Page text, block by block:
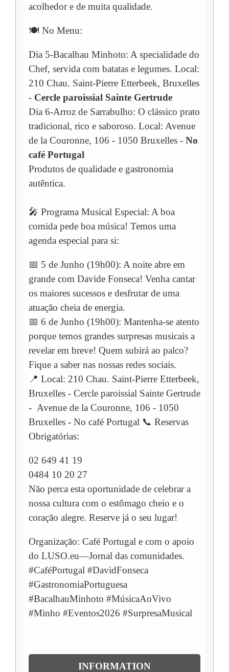
acolhedor e de muita qualidade.
🍽️ No Menu:
Dia 5-Bacalhau Minhoto: A specialidade do
Chef, servida com batatas e legumes. Local:
210 Chau. Saint-Pierre Etterbeek, Bruxelles
- Cercle paroissial Sainte Gertrude
Dia 6-Arroz de Sarrabulho: O clássico prato
tradicional, rico e saboroso. Local: Avenue
de la Couronne, 106 - 1050 Bruxelles - No
café Portugal
Produtos de qualidade e gastronomia
autêntica.
🎤 Programa Musical Especial: A boa
comida pede boa música! Temos uma
agenda especial para si:
📅 5 de Junho (19h00): A noite abre em
grande com Davide Fonseca! Venha cantar
os maiores sucessos e desfrutar de uma
atuação cheia de energia.
📅 6 de Junho (19h00): Mantenha-se atento
porque temos grandes surpresas musicais a
revelar em breve! Quem subirá ao palco?
Fique a saber nas nossas redes sociais.
📍 Local: 210 Chau. Saint-Pierre Etterbeek,
Bruxelles - Cercle paroissial Sainte Gertrude
- Avenue de la Couronne, 106 - 1050
Bruxelles - No café Portugal 📞 Reservas
Obrigatórias:
02 649 41 19
0484 10 20 27
Não perca esta oportunidade de celebrar a
nossa cultura com o estômago cheio e o
coração alegre. Reserve já o seu lugar!
Organização: Café Portugal e com o apoio
do LUSO.eu—Jornal das comunidades.
#CaféPortugal #DavidFonseca
#GastronomiaPortuguesa
#BacalhauMinhoto #MúsicaAoVivo
#Minho #Eventos2026 #SurpresaMusical
INFORMATION